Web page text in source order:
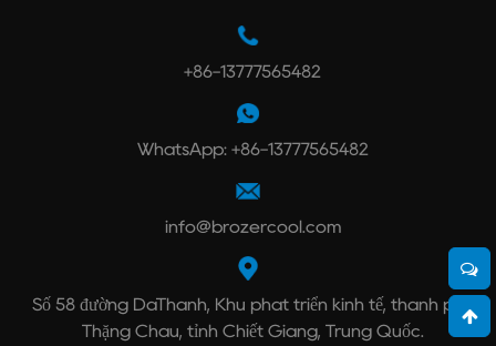
+86-13777565482
WhatsApp: +86-13777565482
info@brozercool.com
Số 58 đường DaThành, Khu phát triển kinh tế, thành phố
Thặng Châu, tỉnh Chiết Giang, Trung Quốc.